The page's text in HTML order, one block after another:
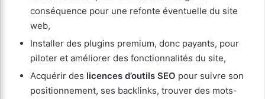
conséquence pour une refonte éventuelle du site
web,
Installer des plugins premium, donc payants, pour
piloter et améliorer des fonctionnalités du site,
Acquérir des licences d’outils SEO pour suivre son
positionnement, ses backlinks, trouver des mots-